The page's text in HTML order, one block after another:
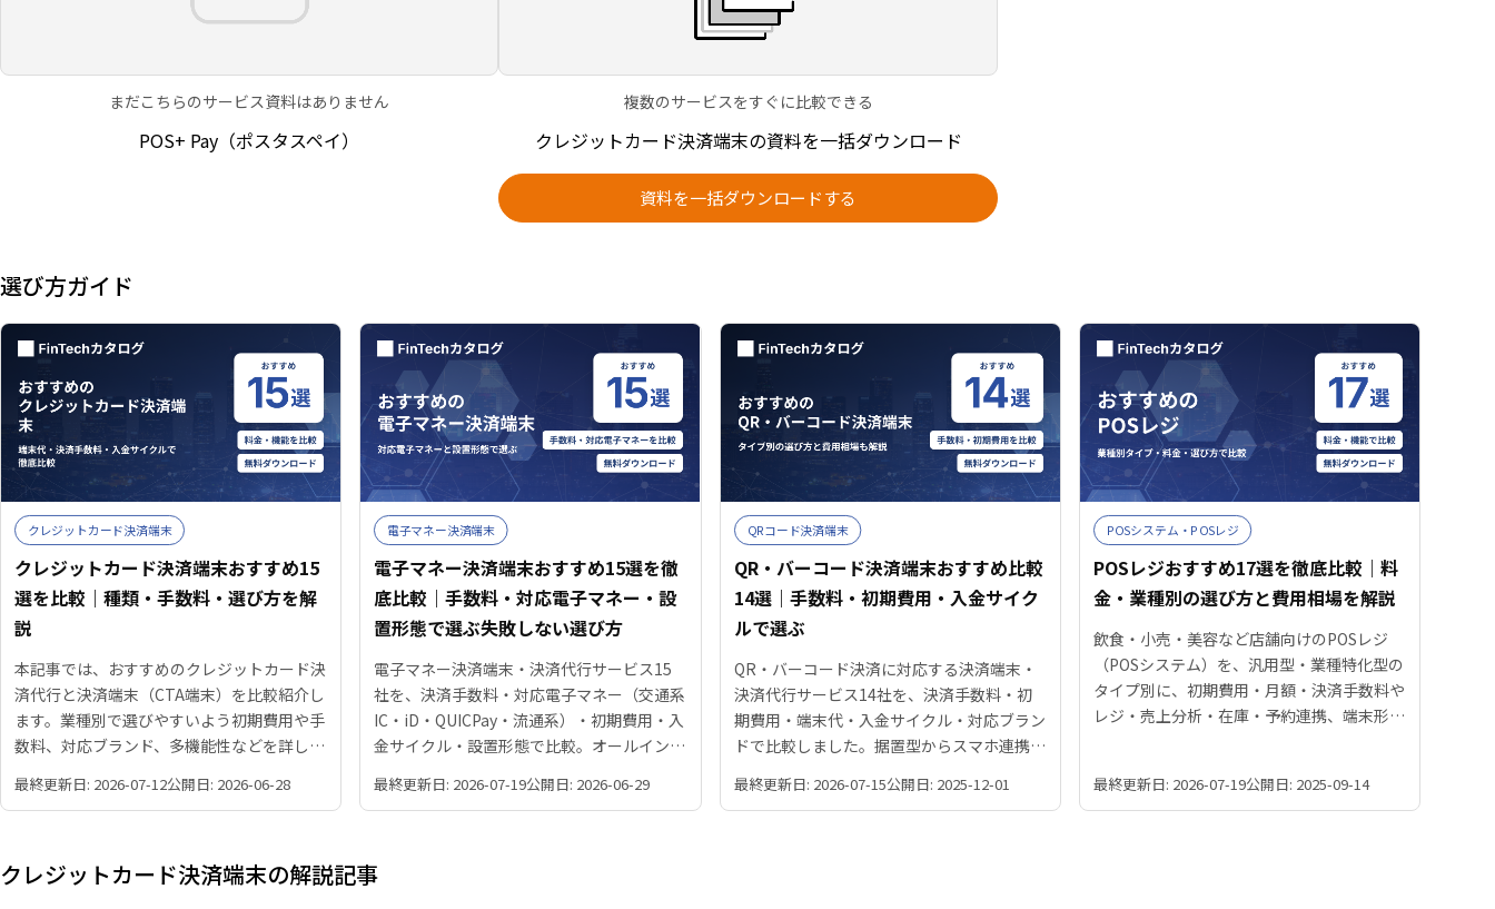
まだこちらのサービス資料はありません
POS+ Pay（ポスタスペイ）
複数のサービスをすぐに比較できる
クレジットカード決済端末の資料を一括ダウンロード
資料を一括ダウンロードする
選び方ガイド
クレジットカード決済端末
クレジットカード決済端末おすすめ15
選を比較｜種類・手数料・選び方を解
説
本記事では、おすすめのクレジットカード決
済代行と決済端末（CTA端末）を比較紹介し
ます。業種別で選びやすいよう初期費用や手
数料、対応ブランド、多機能性などを詳しく
を選ぶための情報をしっかり把握でき、あな
最終更新日: 2026-07-12公開日: 2026-06-28
電子マネー決済端末
電子マネー決済端末おすすめ15選を徹
底比較｜手数料・対応電子マネー・設
置形態で選ぶ失敗しない選び方
電子マネー決済端末・決済代行サービス15
社を、決済手数料・対応電子マネー（交通系
IC・iD・QUICPay・流通系）・初期費用・入
金サイクル・設置形態で比較。オールインワ
し、自店舗に合う1台を選ぶ比較表と選び方
最終更新日: 2026-07-19公開日: 2026-06-29
QRコード決済端末
QR・バーコード決済端末おすすめ比較
14選｜手数料・初期費用・入金サイク
ルで選ぶ
QR・バーコード決済に対応する決済端末・
決済代行サービス14社を、決済手数料・初
期費用・端末代・入金サイクル・対応ブラン
ドで比較しました。据置型からスマホ連携・
う1台を選ぶための比較表と選び方を解説し
最終更新日: 2026-07-15公開日: 2025-12-01
POSシステム・POSレジ
POSレジおすすめ17選を徹底比較｜料
金・業種別の選び方と費用相場を解説
飲食・小売・美容など店舗向けのPOSレジ
（POSシステム）を、汎用型・業種特化型の
タイプ別に、初期費用・月額・決済手数料や
レジ・売上分析・在庫・予約連携、端末形
ス対応まで解説します。
最終更新日: 2026-07-19公開日: 2025-09-14
クレジットカード決済端末の解説記事